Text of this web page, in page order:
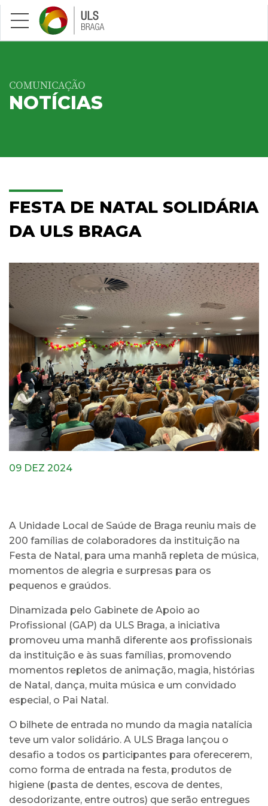
Saltar para conteúdo principal
COMUNICAÇÃO
NOTÍCIAS
FESTA DE NATAL SOLIDÁRIA
DA ULS BRAGA
09 DEZ 2024
A Unidade Local de Saúde de Braga reuniu mais de
200 famílias de colaboradores da instituição na
Festa de Natal, para uma manhã repleta de música,
momentos de alegria e surpresas para os
pequenos e graúdos.
Dinamizada pelo Gabinete de Apoio ao
Profissional (GAP) da ULS Braga, a iniciativa
promoveu uma manhã diferente aos profissionais
da instituição e às suas famílias, promovendo
momentos repletos de animação, magia, histórias
de Natal, dança, muita música e um convidado
especial, o Pai Natal.
O bilhete de entrada no mundo da magia natalícia
teve um valor solidário. A ULS Braga lançou o
desafio a todos os participantes para oferecerem,
como forma de entrada na festa, produtos de
higiene (pasta de dentes, escova de dentes,
desodorizante, entre outros) que serão entregues